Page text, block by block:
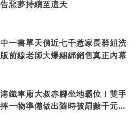
告惡夢持續至這天
中一書單天價近七千惹家長群組洗
版前線老師大爆綑綁銷售真正內幕
港鐵車廂大叔赤腳坐地霸位！雙手
捧一物準備做出隨時被罰數千元舉